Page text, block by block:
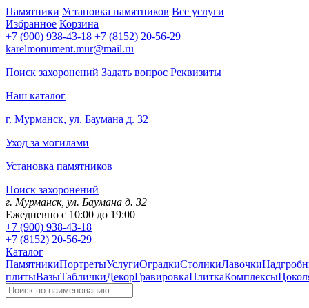
Памятники Установка памятников Все услуги
Избранное Корзина
+7 (900) 938-43-18 +7 (8152) 20-56-29
karelmonument.mur@mail.ru
Поиск захоронений Задать вопрос Реквизиты
Наш каталог
г. Мурманск, ул. Баумана д. 32
Уход за могилами
Установка памятников
Поиск захоронений
г. Мурманск, ул. Баумана д. 32
Ежедневно с 10:00 до 19:00
+7 (900) 938-43-18
+7 (8152) 20-56-29
Каталог
ПамятникиПортретыУслугиОградкиСтоликиЛавочки
плитыВазыТабличкиДекорГравировкаПлиткаКомплексы